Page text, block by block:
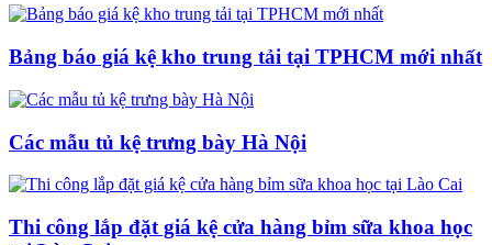
Bảng báo giá kệ kho trung tải tại TPHCM mới nhất
Các mẫu tủ kệ trưng bày Hà Nội
Thi công lắp đặt giá kệ cửa hàng bỉm sữa khoa học